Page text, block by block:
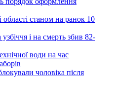
області станом на ранок 10
і на смерть збив 82-
води на час
чоловіка після